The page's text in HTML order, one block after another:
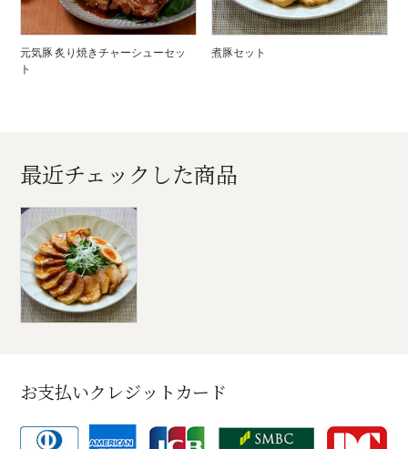
元気豚 炙り焼きチャーシューセッ
ト
煮豚セット
最近チェックした商品
お支払いクレジットカード